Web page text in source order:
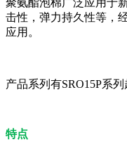
击性，弹力持久性等，
应用。
产品系列有SRO15P系
特点